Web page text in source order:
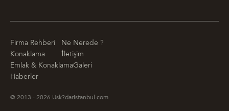
Firma Rehberi
Ne Nerede ?
Konaklama
İletişim
Emlak & KonaklamaGaleri
Haberler
© 2013 - 2026 Usk?darIstanbul.com